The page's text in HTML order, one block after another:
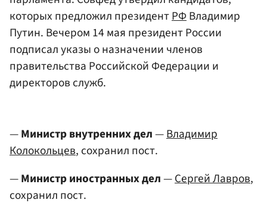
которых предложил президентРФВладимир
Путин. Вечером 14 мая президент России
подписал указы о назначении членов
правительства Российской Федерации и
директоров служб.
—Министр внутренних дел—Владимир
Колокольцев, сохранил пост.
—Министр иностранных дел—Сергей Лавров,
сохранил пост.